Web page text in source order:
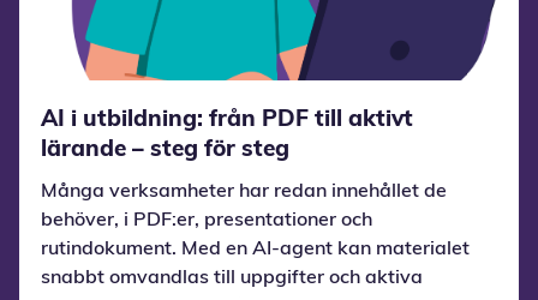
AI i utbildning: från PDF till aktivt
lärande – steg för steg
Många verksamheter har redan innehållet de
behöver, i PDF:er, presentationer och
rutindokument. Med en AI-agent kan materialet
snabbt omvandlas till uppgifter och aktiva